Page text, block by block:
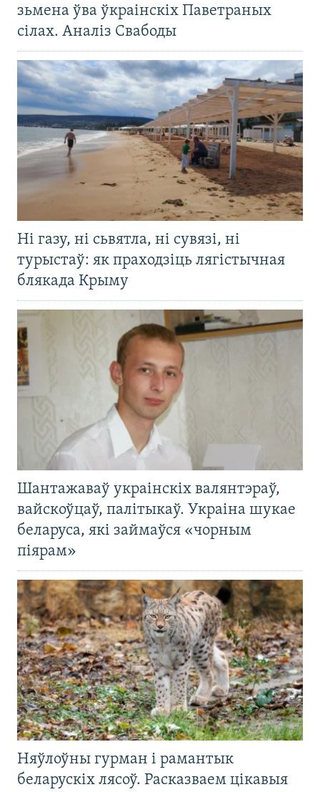
зьмена ўва ўкраінскіх Паветраных
сілах. Аналіз Свабоды
Ні газу, ні сьвятла, ні сувязі, ні
турыстаў: як праходзіць лягістычная
блякада Крыму
Шантажаваў украінскіх валянтэраў,
вайскоўцаў, палітыкаў. Украіна шукае
беларуса, які займаўся «чорным
піярам»
Няўлоўны гурман і рамантык
беларускіх лясоў. Расказваем цікавыя